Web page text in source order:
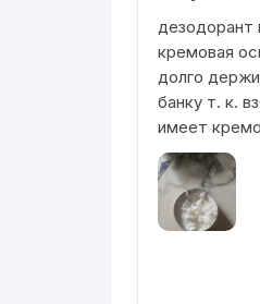
дезодорант
кремовая
долго
банку т. к.
имеет